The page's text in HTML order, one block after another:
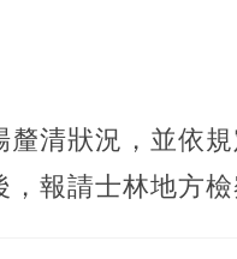
清狀況，並依
報請士林地方